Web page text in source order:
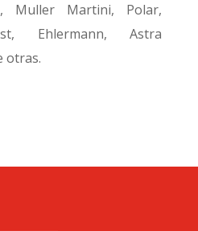
Muller Martini, Polar,
Ehlermann, Astra
otras.